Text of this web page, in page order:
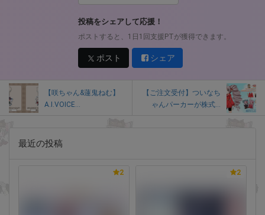
投稿をシェアして応援！
ポストすると、1日1回支援PTが獲得できます。
ポスト シェア
【咲ちゃん&蓮鬼ねむ】
A.I.VOICE...
【ご注文受付】ついなち
ゃんパーカーが株式...
最近の投稿
2 2